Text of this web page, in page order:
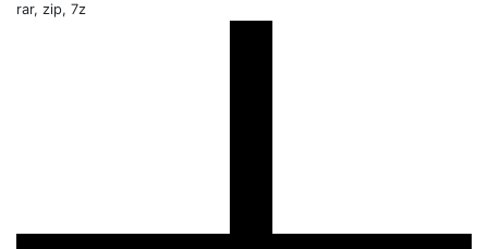
rar, zip, 7z